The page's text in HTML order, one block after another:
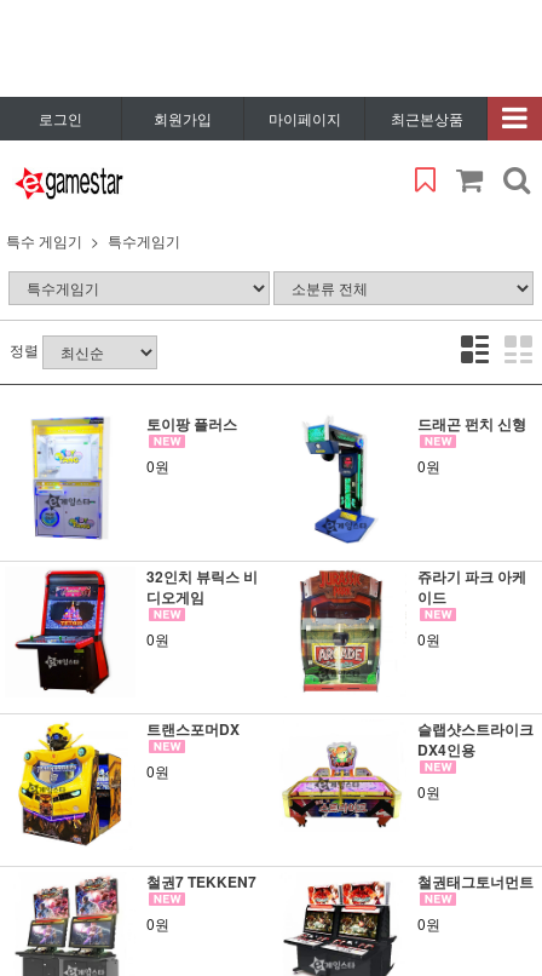
로그인 회원가입 마이페이지 최근본상품
특수 게임기 특수게임기
정렬
토이팡 플러스
0원
드래곤 펀치 신형
0원
32인치 뷰릭스 비
디오게임
0원
쥬라기 파크 아케
이드
0원
트랜스포머DX
0원
슬랩샷스트라이크
DX4인용
0원
철권7 TEKKEN7
0원
철권태그토너먼트
0원